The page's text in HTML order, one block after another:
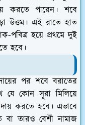
করতে পারেন। শবে
উত্তম। এই রাতে হাত
পবিত্র হয়ে প্রথমে দুই
হবে।
পর শবে বরাতের
যে কোন সূরা মিলিয়ে
করতে হবে। এভাবে
তারও বেশী নামাজ